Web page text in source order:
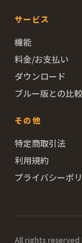
サービス
機能
料金/お支払い
ダウンロード
ブルー版との比較
その他
特定商取引法
利用規約
プライバシーポ
All rights reserved